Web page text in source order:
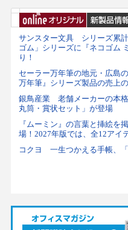
サンスター文具 シリーズ累
ゴム」シリーズに『ネコゴム
り！
セーラー万年筆の地元・広島
万年筆』シリーズ製品の売上
銀鳥産業 老舗メーカーの本
丸筒・賞状セット」が登場
『ムーミン』の言葉と挿絵を
場！2027年版では、全12アイ
コクヨ 一生つかえる手帳、